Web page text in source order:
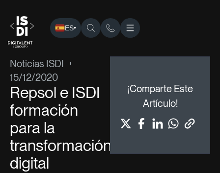
ES▾
ISDI› ›Noticias ISDI› Repsol e ISDI formación para
Noticias ISDI
15/12/2020
Repsol e ISDI
formación
para la
transformación
digital
¡Comparte Este
Artículo!